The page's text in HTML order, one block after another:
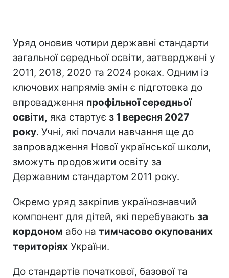
Уряд оновив чотири державні стандарти
загальної середньої освіти, затверджені у
2011, 2018, 2020 та 2024 роках. Одним із
ключових напрямів змін є підготовка до
впровадження профільної середньої
освіти, яка стартує з 1 вересня 2027
року. Учні, які почали навчання ще до
запровадження Нової української школи,
зможуть продовжити освіту за
Державним стандартом 2011 року.
Окремо уряд закріпив українознавчий
компонент для дітей, які перебувають за
кордоном або на тимчасово окупованих
територіях України.
До стандартів початкової, базової та